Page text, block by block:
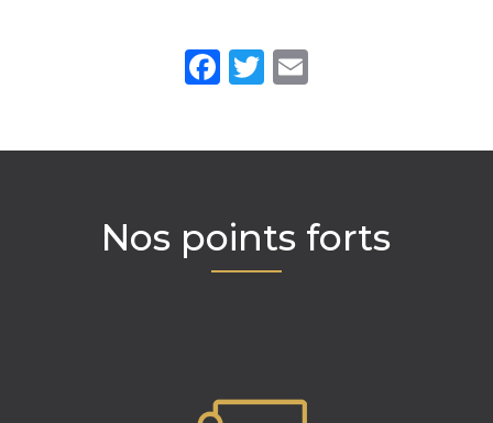
Facebook
Twitter
Nos points forts